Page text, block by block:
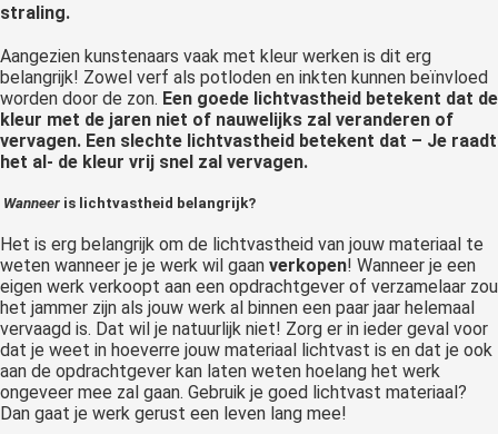
straling.
Aangezien kunstenaars vaak met kleur werken is dit erg
belangrijk! Zowel verf als potloden en inkten kunnen beïnvloed
worden door de zon. Een goede lichtvastheid betekent dat de
kleur met de jaren niet of nauwelijks zal veranderen of
vervagen. Een slechte lichtvastheid betekent dat – Je raadt
het al- de kleur vrij snel zal vervagen.
Wanneer is lichtvastheid belangrijk?
Het is erg belangrijk om de lichtvastheid van jouw materiaal te
weten wanneer je je werk wil gaan verkopen! Wanneer je een
eigen werk verkoopt aan een opdrachtgever of verzamelaar zou
het jammer zijn als jouw werk al binnen een paar jaar helemaal
vervaagd is. Dat wil je natuurlijk niet! Zorg er in ieder geval voor
dat je weet in hoeverre jouw materiaal
lichtvast is en dat je ook
aan de opdrachtgever kan laten weten hoelang het werk
ongeveer mee zal gaan. Gebruik je goed lichtvast materiaal?
Dan gaat je werk gerust een leven lang mee!